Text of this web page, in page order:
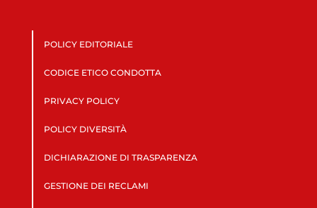
POLICY EDITORIALE
CODICE ETICO CONDOTTA
PRIVACY POLICY
POLICY DIVERSITÀ
DICHIARAZIONE DI TRASPARENZA
GESTIONE DEI RECLAMI